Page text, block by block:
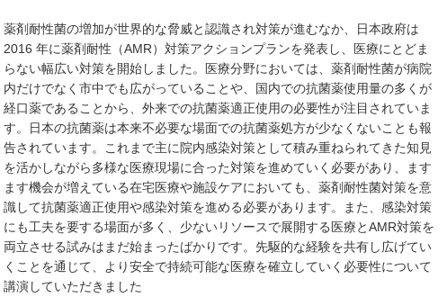
薬剤耐性菌の増加が世界的な脅威と認識され対策が進むなか、日本政府は
2016 年に薬剤耐性（AMR）対策アクションプランを発表し、医療にとどま
らない幅広い対策を開始しました。医療分野においては、薬剤耐性菌が病院
内だけでなく市中でも広がっていることや、国内での抗菌薬使用量の多くが
経口薬であることから、外来での抗菌薬適正使用の必要性が注目されていま
す。日本の抗菌薬は本来不必要な場面での抗菌薬処方が少なくないことも報
告されています。これまで主に院内感染対策として積み重ねられてきた知見
を活かしながら多様な医療現場に合った対策を進めていく必要があり、ます
ます機会が増えている在宅医療や施設ケアにおいても、薬剤耐性菌対策を意
識して抗菌薬適正使用や感染対策を進める必要があります。また、感染対策
にも工夫を要する場面が多く、少ないリソースで展開する医療とAMR対策を
両立させる試みはまだ始まったばかりです。先駆的な経験を共有し広げてい
くことを通じて、より安全で持続可能な医療を確立していく必要性について
講演していただきました